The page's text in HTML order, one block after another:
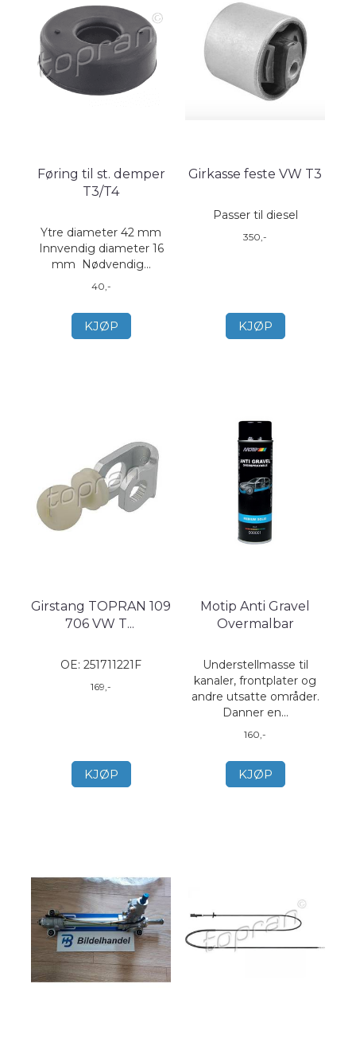
Føring til st. demper
T3/T4
Ytre diameter 42 mm
Innvendig diameter 16
mm Nødvendig...
40,-
KJØP
Girkasse feste VW T3
Passer til diesel
350,-
KJØP
Girstang TOPRAN 109
706 VW T...
OE: 251711221F
169,-
KJØP
Motip Anti Gravel
Overmalbar
Understellmasse til
kanaler, frontplater og
andre utsatte områder.
Danner en...
160,-
KJØP